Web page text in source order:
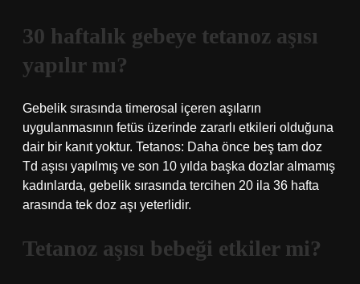
30 haftalık gebeye tetanoz aşısı
yapılır mı?
Gebelik sırasında timerosal içeren aşıların
uygulanmasının fetüs üzerinde zararlı etkileri olduğuna
dair bir kanıt yoktur. Tetanos: Daha önce beş tam doz
Td aşısı yapılmış ve son 10 yılda başka dozlar almamış
kadınlarda, gebelik sırasında tercihen 20 ila 36 hafta
arasında tek doz aşı yeterlidir.
Tetanoz aşısı bebeği etkiler mi?